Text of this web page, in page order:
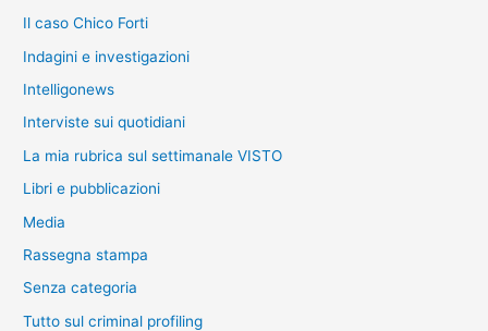
Il caso Chico Forti
Indagini e investigazioni
Intelligonews
Interviste sui quotidiani
La mia rubrica sul settimanale VISTO
Libri e pubblicazioni
Media
Rassegna stampa
Senza categoria
Tutto sul criminal profiling